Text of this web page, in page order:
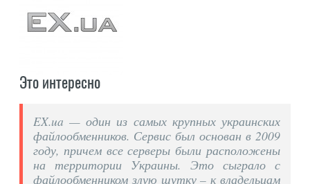
Это интересно
EX.ua — один из самых крупных украинских
файлообменников. Сервис был основан в 2009
году, причем все серверы были расположены
на территории Украины. Это сыграло с
файлообменником злую шутку – к владельцам